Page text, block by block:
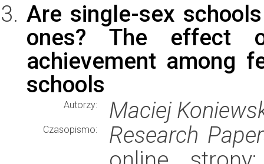
Are single-sex
ones? The effect
achievement among
schools
Autorzy: Maciej
Czasopismo:
Research